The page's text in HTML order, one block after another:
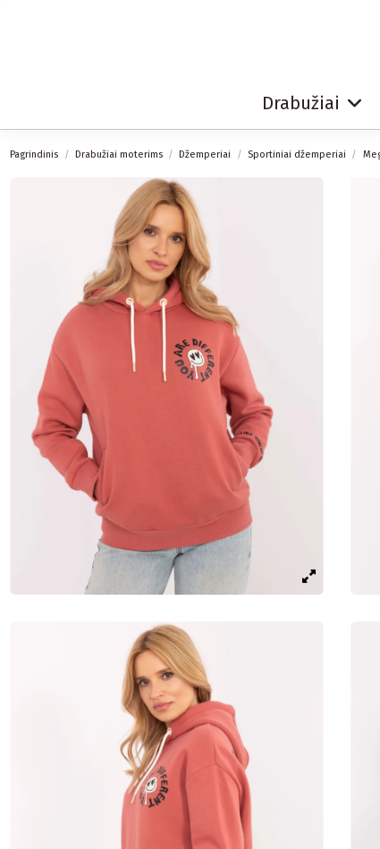
Drabužiai
Pagrindinis Drabužiai moterims Džemperiai Sportiniai džemperiai